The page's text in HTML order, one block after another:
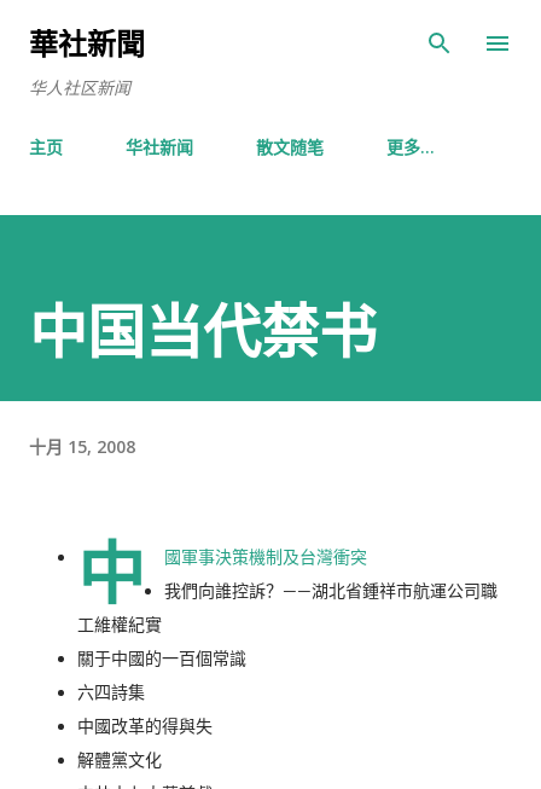
華社新聞
华人社区新闻
主页 华社新闻 散文随笔 更多…
中国当代禁书
十月 15, 2008
中
國軍事決策機制及台灣衝突
我們向誰控訴？——湖北省鍾祥市航運公司職
工維權紀實
關于中國的一百個常識
六四詩集
中國改革的得與失
解體黨文化